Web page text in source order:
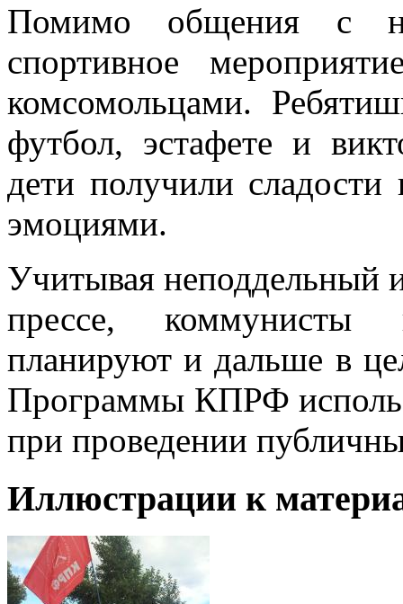
Помимо общения с
спортивное
комсомольцами.
футбол, эстафете и
дети получили
эмоциями.
Учитывая неподдельный
прессе, коммунисты
планируют и дальше в
Программы КПРФ
при проведении
Иллюстрации к